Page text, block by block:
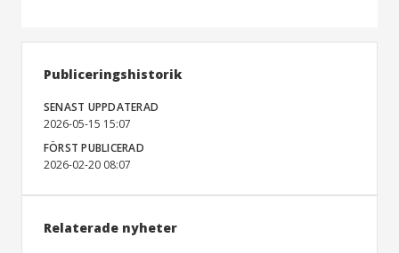
Publiceringshistorik
SENAST UPPDATERAD
2026-05-15 15:07
FÖRST PUBLICERAD
2026-02-20 08:07
Relaterade nyheter